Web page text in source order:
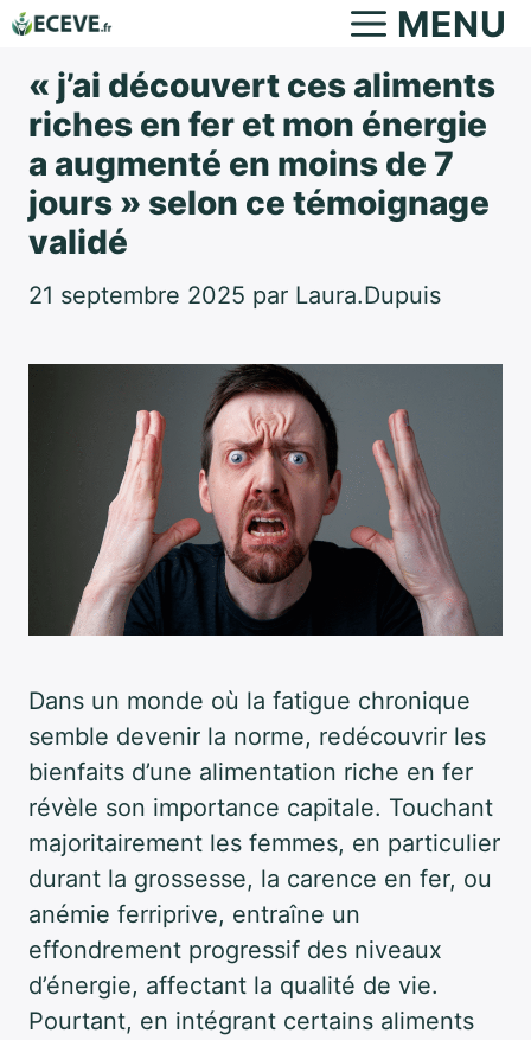
Aller
contenu
MENU
« j’ai découvert ces aliments
riches en fer et mon énergie
a augmenté en moins de 7
jours » selon ce témoignage
validé
21 septembre 2025 par Laura.Dupuis
Dans un monde où la fatigue chronique
semble devenir la norme, redécouvrir les
bienfaits d’une alimentation riche en fer
révèle son importance capitale. Touchant
majoritairement les femmes, en particulier
durant la grossesse, la carence en fer, ou
anémie ferriprive, entraîne un
effondrement progressif des niveaux
d’énergie, affectant la qualité de vie.
Pourtant, en intégrant certains aliments